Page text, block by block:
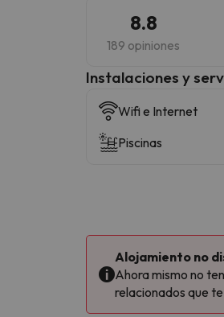
8.8
189 opiniones
Instalaciones y
Wifi e Internet
Piscinas
Alojamiento no
Ahora mismo no
relacionados que